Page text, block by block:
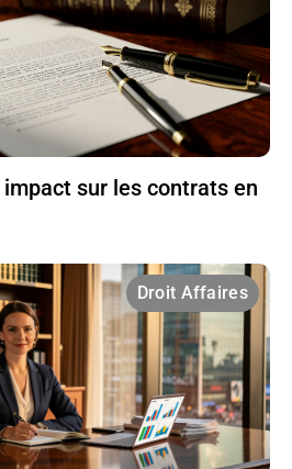
sur les contrats en
Droit Affaires